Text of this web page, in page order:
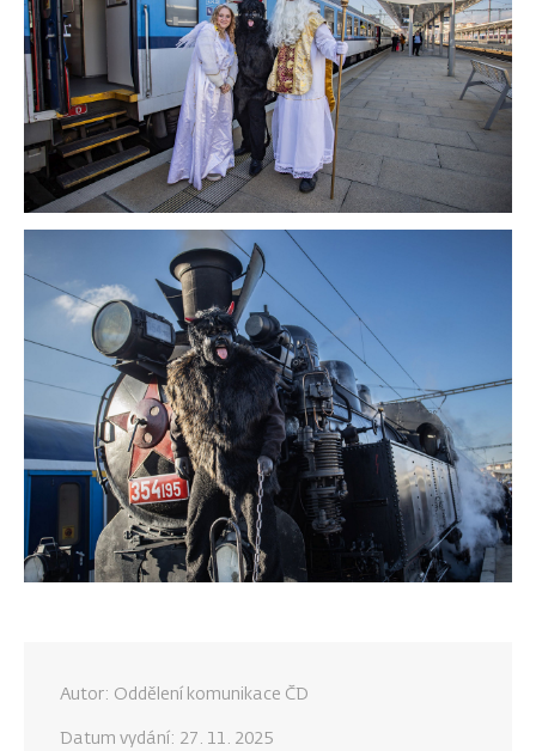
Autor: Oddělení komunikace ČD
Datum vydání: 27. 11. 2025